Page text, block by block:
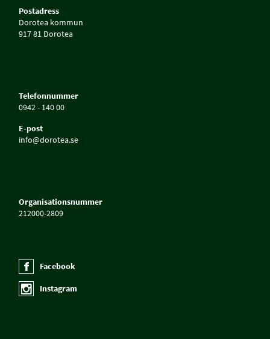
Postadress
Dorotea kommun
917 81 Dorotea
Telefonnummer
0942 - 140 00
E-post
info@dorotea.se
Organisationsnummer
212000-2809
Facebook
Instagram